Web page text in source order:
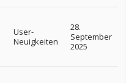
User-
Neuigkeiten
28.
September
2025